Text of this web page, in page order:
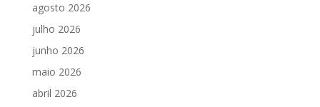
agosto 2026
julho 2026
junho 2026
maio 2026
abril 2026